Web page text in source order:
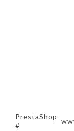
PrestaShop-
#